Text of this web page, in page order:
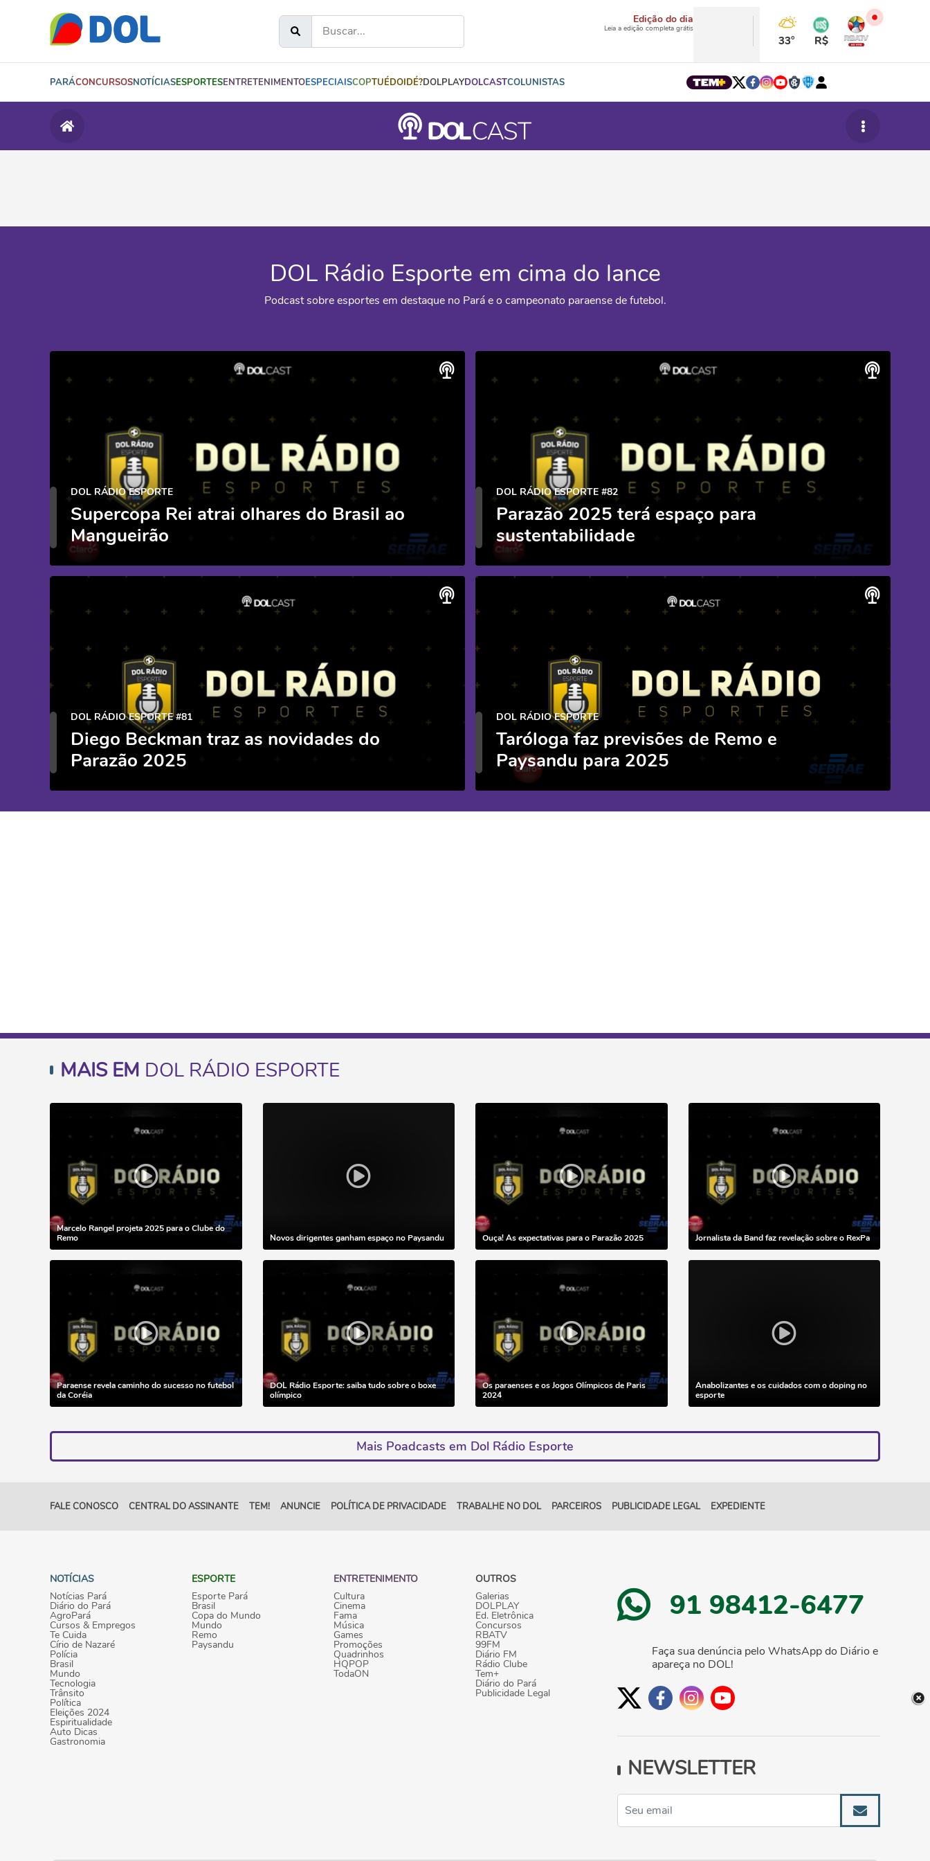
Edição do dia
Leia a edição completa grátis
33° R$
PARÁCONCURSOSNOTÍCIASESPORTESENTRETENIMENTOESPECIAISCOPTUÉDOIDÉ?DOLPLAYDOLCASTCOLUNISTAS
DOL Rádio Esporte em cima do lance
Podcast sobre esportes em destaque no Pará e o campeonato paraense de futebol.
DOL RÁDIO ESPORTE
Supercopa Rei atrai olhares do Brasil ao
Mangueirão
DOL RÁDIO ESPORTE #82
Parazão 2025 terá espaço para
sustentabilidade
DOL RÁDIO ESPORTE #81
Diego Beckman traz as novidades do
Parazão 2025
DOL RÁDIO ESPORTE
Taróloga faz previsões de Remo e
Paysandu para 2025
MAIS EM DOL RÁDIO ESPORTE
Marcelo Rangel projeta 2025 para o Clube do
Remo
Novos dirigentes ganham espaço no Paysandu Ouça! As expectativas para o Parazão 2025 Jornalista da Band faz revelação sobre o RexPa
Paraense revela caminho do sucesso no futebol
da Coréia
DOL Rádio Esporte: saiba tudo sobre o boxe
olímpico
Os paraenses e os Jogos Olímpicos de Paris
2024
Anabolizantes e os cuidados com o doping no
esporte
Mais Poadcasts em Dol Rádio Esporte
FALE CONOSCO CENTRAL DO ASSINANTE TEM! ANUNCIE POLÍTICA DE PRIVACIDADE TRABALHE NO DOL PARCEIROS PUBLICIDADE LEGAL EXPEDIENTE
NOTÍCIAS
Notícias Pará
Diário do Pará
AgroPará
Cursos & Empregos
Te Cuida
Círio de Nazaré
Polícia
Brasil
Mundo
Tecnologia
Trânsito
Política
Eleições 2024
Espiritualidade
Auto Dicas
Gastronomia
ESPORTE
Esporte Pará
Brasil
Copa do Mundo
Mundo
Remo
Paysandu
ENTRETENIMENTO
Cultura
Cinema
Fama
Música
Games
Promoções
Quadrinhos
HQPOP
TodaON
OUTROS
Galerias
DOLPLAY
Ed. Eletrônica
Concursos
RBATV
99FM
Diário FM
Rádio Clube
Tem+
Diário do Pará
Publicidade Legal
91 98412-6477
Faça sua denúncia pelo WhatsApp do Diário e
apareça no DOL!
NEWSLETTER